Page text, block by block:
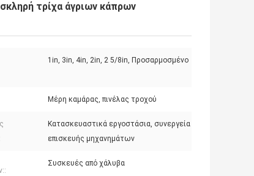
τρίχα άγριων κάπρων
1in, 3in, 4in, 2in, 2 5/8in, Προσαρμοσμένο
Μέρη καμάρας, πινέλας τροχού
Κατασκευαστικά εργοστάσια, συνεργεία
επισκευής μηχανημάτων
Συσκευές από χάλυβα